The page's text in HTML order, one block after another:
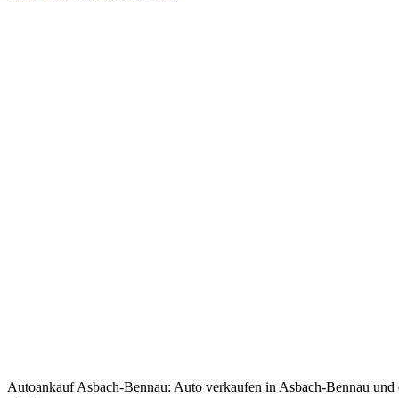
Autoankauf Asbach-Bennau: Auto verkaufen in Asbach-Bennau und